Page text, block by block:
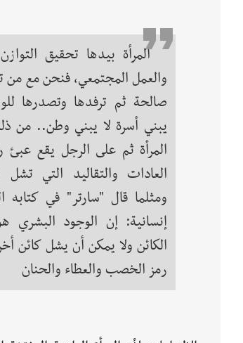
المرأة بيدها تحقيق
والعمل المجتمعي، فنحن مع من
صالحة ثم ترفدها وتصدرها
يبني أسرة لا يبني وطن.. من
المرأة ثم على الرجل يقع
العادات والتقاليد التي
ومثلما قال "سارتر" في كتابه
إنسانية: إن الوجود البشري
الكائن ولا يمكن أن يشل كائن
رمز الخصب والعطاء والحنان